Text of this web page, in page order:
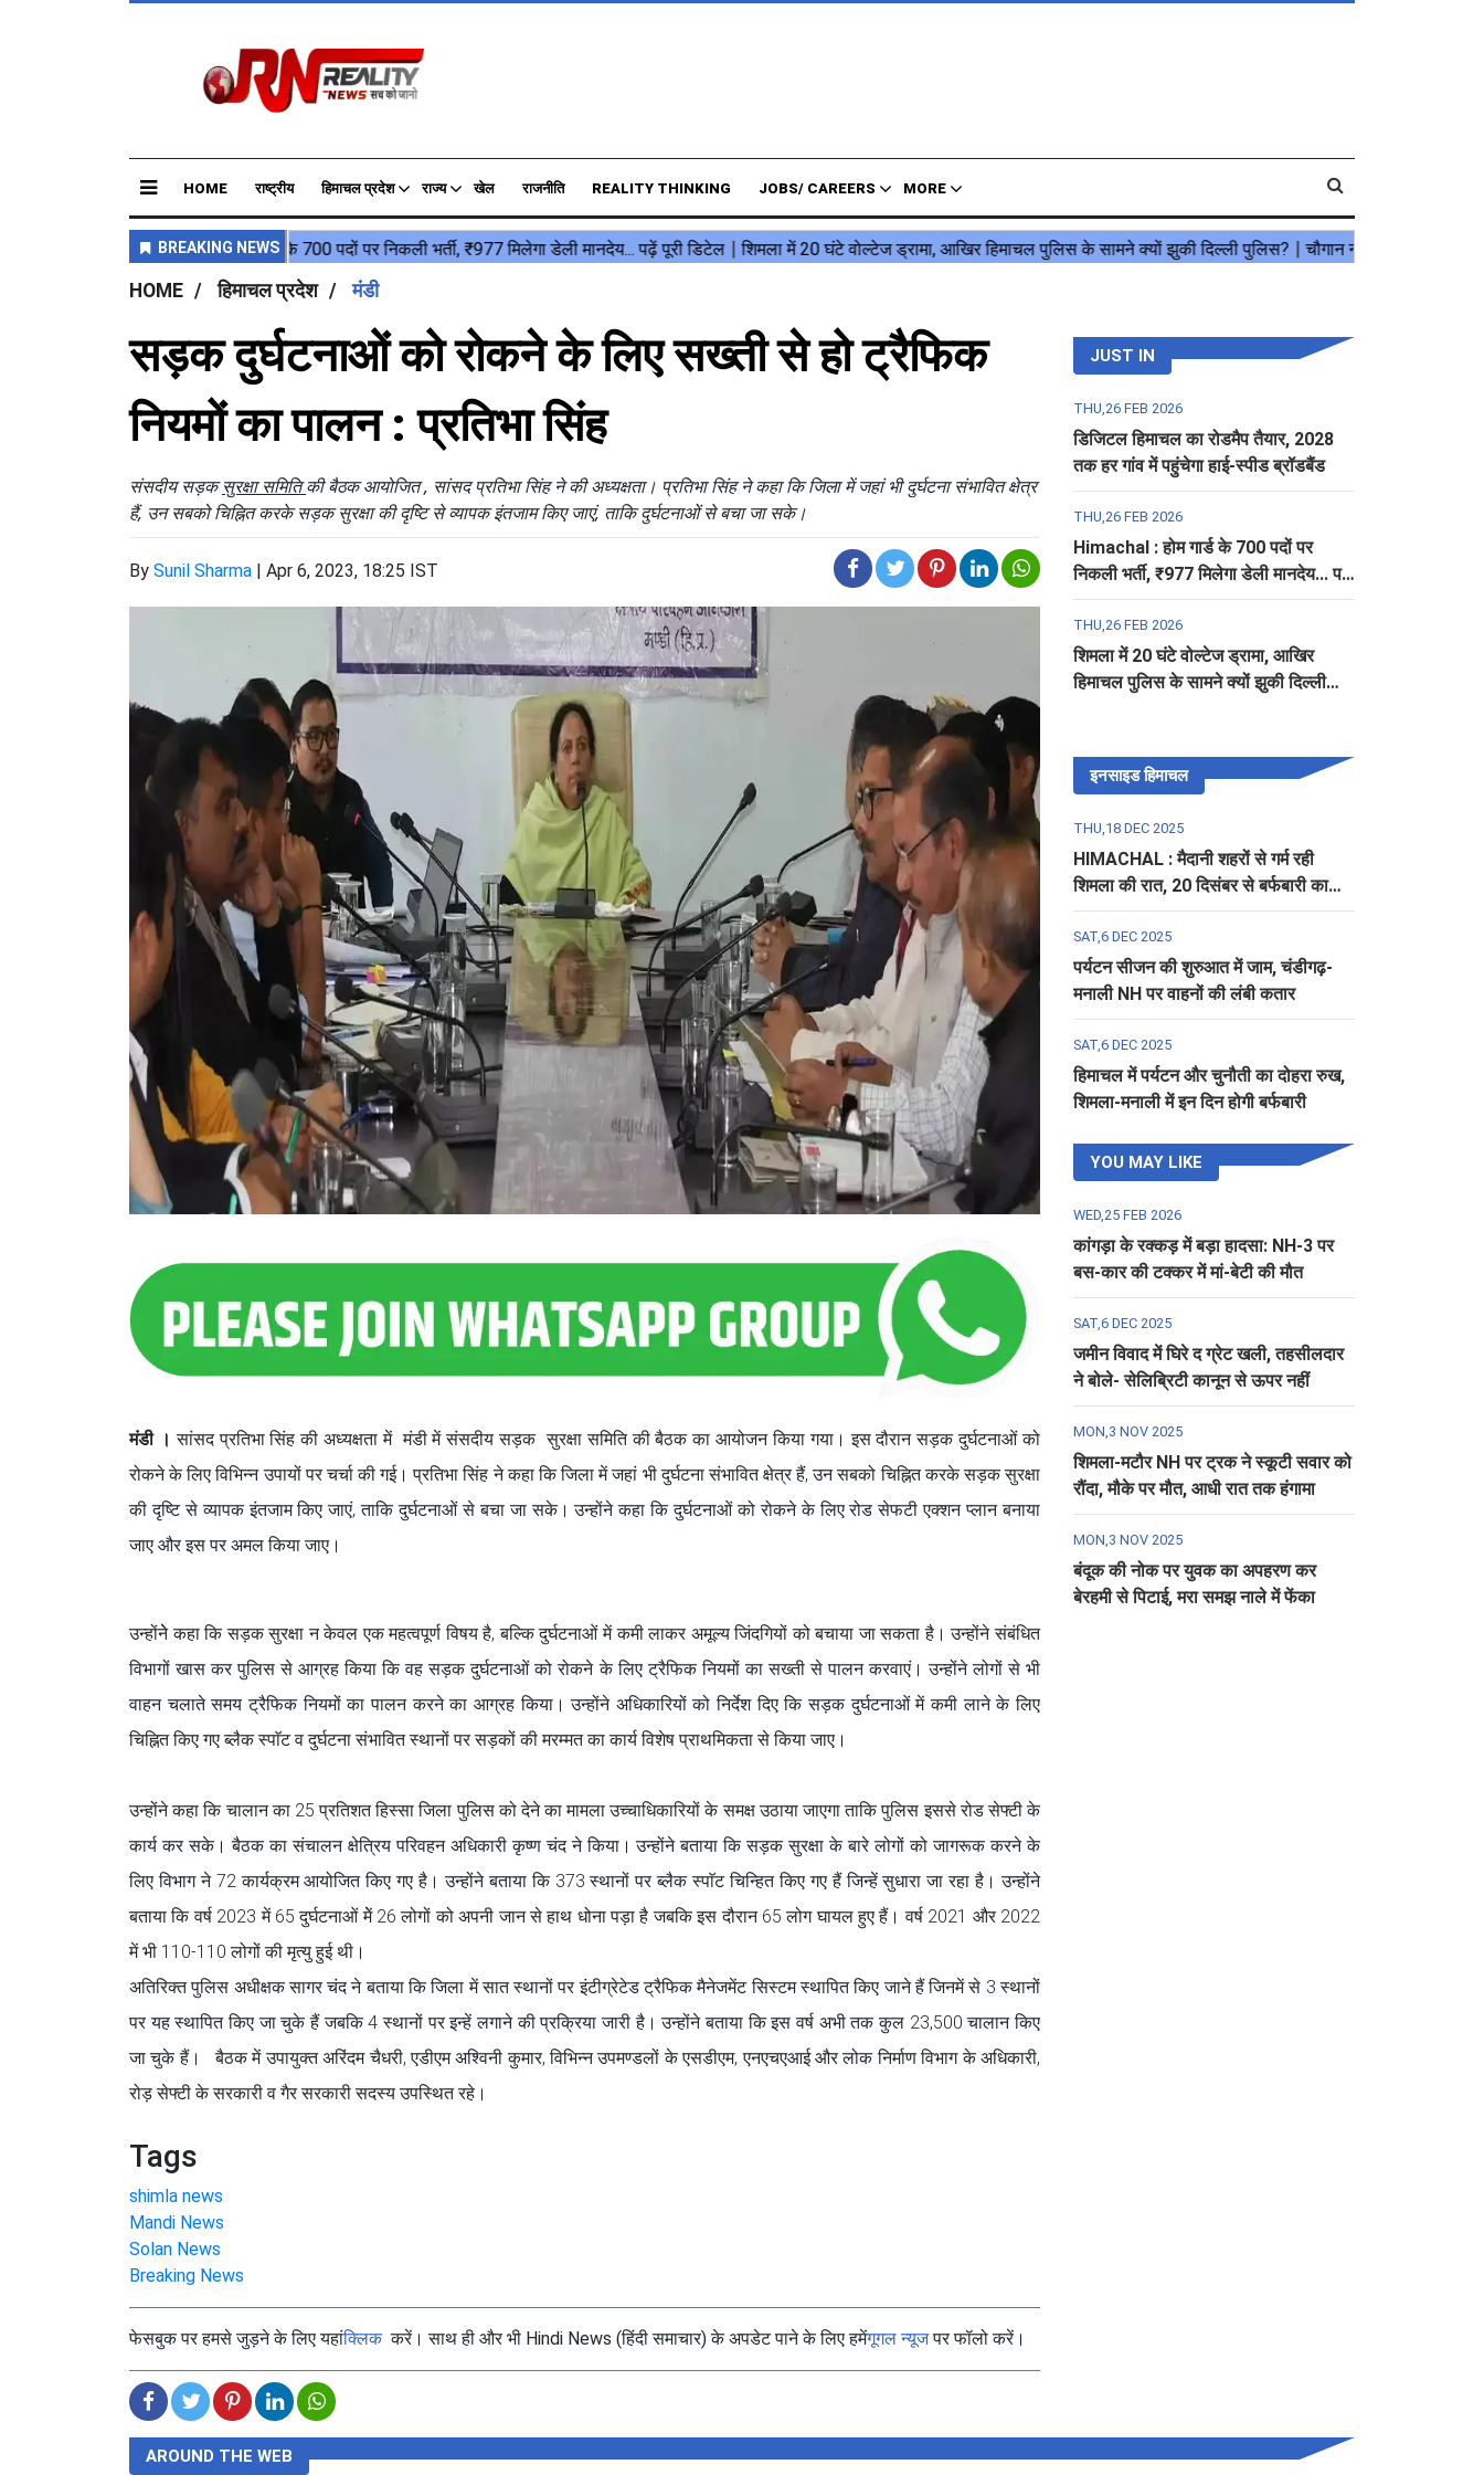
HOME राष्ट्रीय हिमाचल प्रदेश राज्य खेल राजनीति REALITY THINKING JOBS/ CAREERS MORE
HOME हिमाचल प्रदेश मंडी
सड़क दुर्घटनाओं को रोकने के लिए सख्ती से हो ट्रैफिक
नियमों का पालन : प्रतिभा सिंह
संसदीय सड़कसुरक्षा समितिकी बैठक आयोजित , सांसद प्रतिभा सिंह ने की अध्यक्षता। प्रतिभा सिंह ने कहा कि जिला में जहां भी दुर्घटना संभावित क्षेत्र
हैं, उन सबको चिह्नित करके सड़क सुरक्षा की दृष्टि से व्यापक इंतजाम किए जाएं, ताकि दुर्घटनाओं से बचा जा सके।
By Sunil Sharma | Apr 6, 2023, 18:25 IST
मंडी । सांसद प्रतिभा सिंह की अध्यक्षता में मंडी में संसदीय सड़क सुरक्षा समिति की बैठक का आयोजन किया गया। इस दौरान सड़क दुर्घटनाओं को
रोकने के लिए विभिन्न उपायों पर चर्चा की गई। प्रतिभा सिंह ने कहा कि जिला में जहां भी दुर्घटना संभावित क्षेत्र हैं, उन सबको चिह्नित करके सड़क सुरक्षा
की दृष्टि से व्यापक इंतजाम किए जाएं, ताकि दुर्घटनाओं से बचा जा सके। उन्होंने कहा कि दुर्घटनाओं को रोकने के लिए रोड सेफटी एक्शन प्लान बनाया
जाए और इस पर अमल किया जाए।
उन्होंनेे कहा कि सड़क सुरक्षा न केवल एक महत्वपूर्ण विषय है, बल्कि दुर्घटनाओं में कमी लाकर अमूल्य जिंदगियों को बचाया जा सकता है। उन्होंने संबंधित
विभागों खास कर पुलिस से आग्रह किया कि वह सड़क दुर्घटनाओं को रोकने के लिए ट्रैफिक नियमों का सख्ती से पालन करवाएं। उन्होंने लोगों से भी
वाहन चलाते समय ट्रैफिक नियमों का पालन करने का आग्रह किया। उन्होंने अधिकारियों को निर्देश दिए कि सड़क दुर्घटनाओं में कमी लाने के लिए
चिह्नित किए गए ब्लैक स्पाॅट व दुर्घटना संभावित स्थानों पर सड़कों की मरम्मत का कार्य विशेष प्राथमिकता से किया जाए।
उन्होंने कहा कि चालान का 25 प्रतिशत हिस्सा जिला पुलिस को देने का मामला उच्चाधिकारियों के समक्ष उठाया जाएगा ताकि पुलिस इससे रोड सेफ्टी के
कार्य कर सके। बैठक का संचालन क्षेत्रिय परिवहन अधिकारी कृष्ण चंद ने किया। उन्होंने बताया कि सड़क सुरक्षा के बारे लोगों को जागरूक करने के
लिए विभाग ने 72 कार्यक्रम आयोजित किए गए है। उन्होंने बताया कि 373 स्थानों पर ब्लैक स्पाॅट चिन्हित किए गए हैं जिन्हें सुधारा जा रहा है। उन्होंने
बताया कि वर्ष 2023 में 65 दुर्घटनाओं मेें 26 लोगों को अपनी जान से हाथ धोना पड़ा है जबकि इस दौरान 65 लोग घायल हुए हैं। वर्ष 2021 और 2022
में भी 110-110 लोगों की मृत्यु हुई थी।
अतिरिक्त पुलिस अधीक्षक सागर चंद ने बताया कि जिला में सात स्थानों पर इंटीग्रेटेड ट्रैफिक मैनेजमेंट सिस्टम स्थापित किए जाने हैं जिनमें से 3 स्थानों
पर यह स्थापित किए जा चुके हैं जबकि 4 स्थानों पर इन्हें लगाने की प्रक्रिया जारी है। उन्होंने बताया कि इस वर्ष अभी तक कुल 23,500 चालान किए
जा चुके हैं। बैठक में उपायुक्त अरिंदम चैधरी, एडीएम अश्विनी कुमार, विभिन्न उपमण्डलों के एसडीएम, एनएचएआई और लोक निर्माण विभाग के अधिकारी,
रोड़ सेफ्टी के सरकारी व गैर सरकारी सदस्य उपस्थित रहे।
Tags
shimla news
Mandi News
Solan News
Breaking News
फेसबुक पर हमसे जुड़ने के लिए यहांक्लिककरें। साथ ही और भी Hindi News (हिंदी समाचार) के अपडेट पाने के लिए हमेंगूगल न्यूजपर फॉलो करें।
JUST IN
THU,26 FEB 2026
डिजिटल हिमाचल का रोडमैप तैयार, 2028
तक हर गांव में पहुंचेगा हाई-स्पीड ब्रॉडबैंड
THU,26 FEB 2026
Himachal : होम गार्ड के 700 पदों पर
निकली भर्ती, ₹977 मिलेगा डेली मानदेय... पढ़ें
पूरी डिटेल
THU,26 FEB 2026
शिमला में 20 घंटे वोल्टेज ड्रामा, आखिर
हिमाचल पुलिस के सामने क्यों झुकी दिल्ली
इनसाइड हिमाचल
THU,18 DEC 2025
HIMACHAL : मैदानी शहरों से गर्म रही
शिमला की रात, 20 दिसंबर से बर्फबारी का
अलर्ट
SAT,6 DEC 2025
पर्यटन सीजन की शुरुआत में जाम, चंडीगढ़-
मनाली NH पर वाहनों की लंबी कतार
SAT,6 DEC 2025
हिमाचल में पर्यटन और चुनौती का दोहरा रुख,
शिमला-मनाली में इन दिन होगी बर्फबारी
YOU MAY LIKE
WED,25 FEB 2026
कांगड़ा के रक्कड़ में बड़ा हादसा: NH-3 पर
बस-कार की टक्कर में मां-बेटी की मौत
SAT,6 DEC 2025
जमीन विवाद में घिरे द ग्रेट खली, तहसीलदार
ने बोले- सेलिब्रिटी कानून से ऊपर नहीं
MON,3 NOV 2025
शिमला-मटौर NH पर ट्रक ने स्कूटी सवार को
रौंदा, मौके पर मौत, आधी रात तक हंगामा
MON,3 NOV 2025
बंदूक की नोक पर युवक का अपहरण कर
बेरहमी से पिटाई, मरा समझ नाले में फेंका
AROUND THE WEB